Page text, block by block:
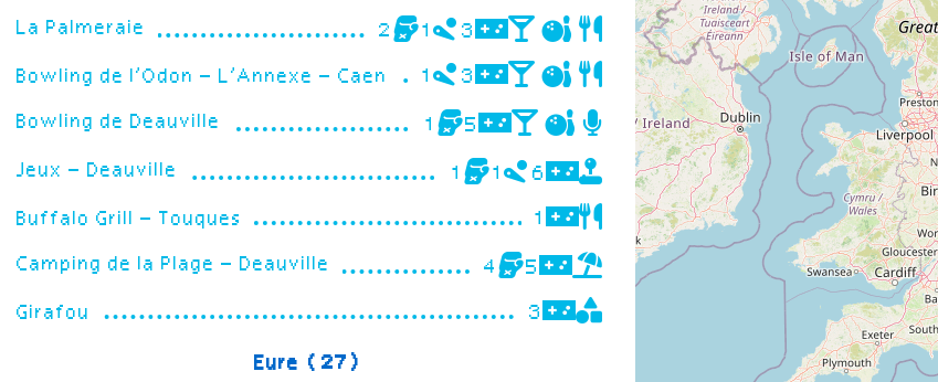
La Palmeraie 2 1 3
Bowling de l’Odon – L’Annexe – Caen 1 3
Bowling de Deauville 1 5
Jeux – Deauville 1 1 6
Buffalo Grill – Touques 1
Camping de la Plage – Deauville 4 5
Girafou 3
Eure (27)